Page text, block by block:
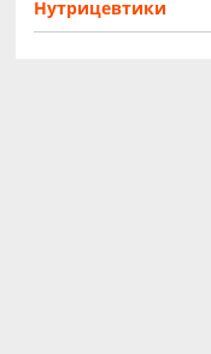
Нутрицевтики